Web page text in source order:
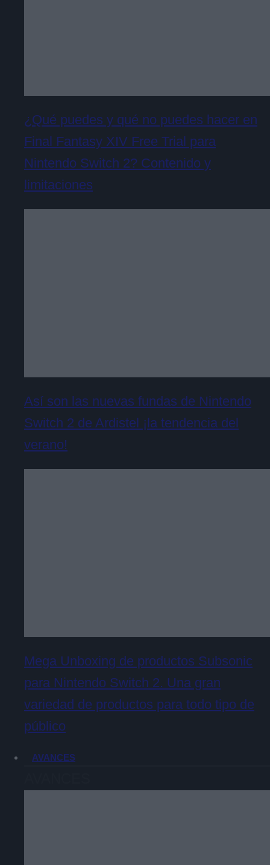
¿Qué puedes y qué no puedes hacer en
Final Fantasy XIV Free Trial para
Nintendo Switch 2? Contenido y
limitaciones
Así son las nuevas fundas de Nintendo
Switch 2 de Ardistel ¡la tendencia del
verano!
Mega Unboxing de productos Subsonic
para Nintendo Switch 2. Una gran
variedad de productos para todo tipo de
público
AVANCES